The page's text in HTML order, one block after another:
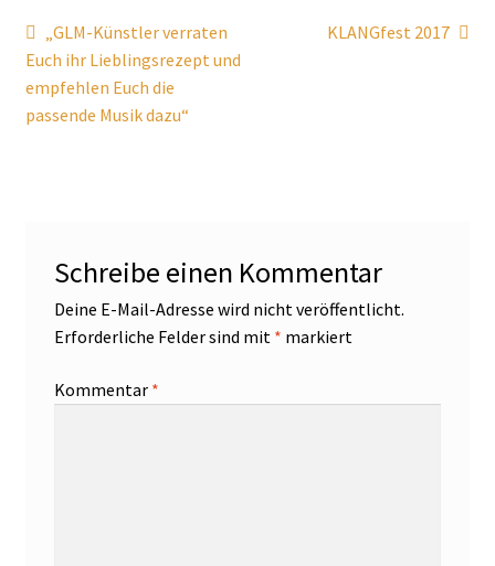
Beitragsnavigation
Vorheriger
Beitrag:
„GLM-Künstler verraten
Euch ihr Lieblingsrezept und
empfehlen Euch die
passende Musik dazu“
Nächster
KLANGfest 2017
Schreibe einen Kommentar
Deine E-Mail-Adresse wird nicht veröffentlicht.
Erforderliche Felder sind mit * markiert
Kommentar *